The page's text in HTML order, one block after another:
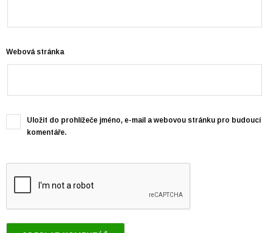
Webová stránka
Uložit do prohlížeče jméno, e-mail a webovou stránku pro budoucí
komentáře.